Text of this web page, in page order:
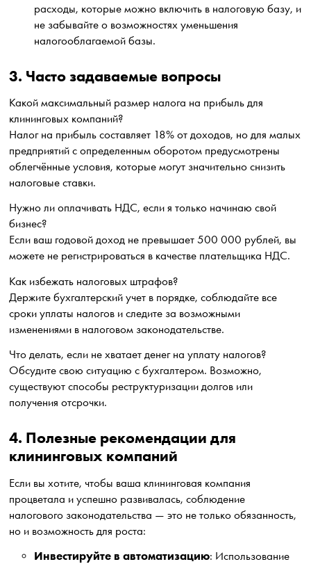
расходы, которые можно включить в налоговую базу, и
не забывайте о возможностях уменьшения
налогооблагаемой базы.
3. Часто задаваемые вопросы
Какой максимальный размер налога на прибыль для
клининговых компаний?
Налог на прибыль составляет 18% от доходов, но для малых
предприятий с определенным оборотом предусмотрены
облегчённые условия, которые могут значительно снизить
налоговые ставки.
Нужно ли оплачивать НДС, если я только начинаю свой
бизнес?
Если ваш годовой доход не превышает 500 000 рублей, вы
можете не регистрироваться в качестве плательщика НДС.
Как избежать налоговых штрафов?
Держите бухгалтерский учет в порядке, соблюдайте все
сроки уплаты налогов и следите за возможными
изменениями в налоговом законодательстве.
Что делать, если не хватает денег на уплату налогов?
Обсудите свою ситуацию с бухгалтером. Возможно,
существуют способы реструктуризации долгов или
получения отсрочки.
4. Полезные рекомендации для
клининговых компаний
Если вы хотите, чтобы ваша клининговая компания
процветала и успешно развивалась, соблюдение
налогового законодательства — это не только обязанность,
но и возможность для роста:
Инвестируйте в автоматизацию: Использование